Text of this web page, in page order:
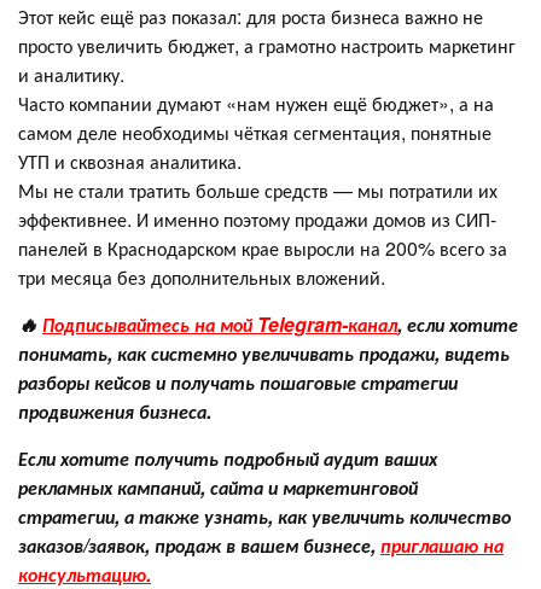
Этот кейс ещё раз показал: для роста бизнеса важно не
просто увеличить бюджет, а грамотно настроить маркетинг
и аналитику.
Часто компании думают «нам нужен ещё бюджет», а на
самом деле необходимы чёткая сегментация, понятные
УТП и сквозная аналитика.
Мы не стали тратить больше средств — мы потратили их
эффективнее. И именно поэтому продажи домов из СИП-
панелей в Краснодарском крае выросли на 200% всего за
три месяца без дополнительных вложений.
🔥Подписывайтесь на мой Telegram-канал, если хотите
понимать, как системно увеличивать продажи, видеть
разборы кейсов и получать пошаговые стратегии
продвижения бизнеса.
Если хотите получить подробный аудит ваших
рекламных кампаний, сайта и маркетинговой
стратегии, а также узнать, как увеличить количество
заказов/заявок, продаж в вашем бизнесе,приглашаю на
консультацию.